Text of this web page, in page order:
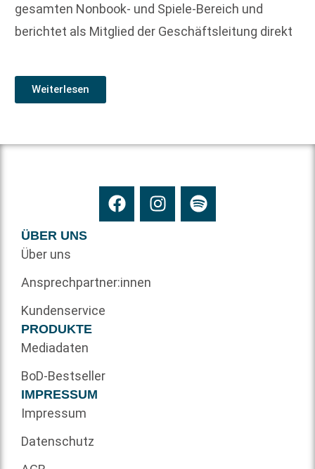
gesamten Nonbook- und Spiele-Bereich und
berichtet als Mitglied der Geschäftsleitung direkt
Weiterlesen
ÜBER UNS
Über uns
Ansprechpartner:innen
Kundenservice
PRODUKTE
Mediadaten
BoD-Bestseller
IMPRESSUM
Impressum
Datenschutz